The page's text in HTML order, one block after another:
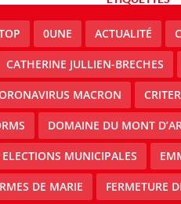
0UNE ACTUALITÉ
CATHERINE JULLIEN-BRECHES
MACRON
DOMAINE DU MONT
ELECTIONS MUNICIPALES
DE MARIE FERMETURE